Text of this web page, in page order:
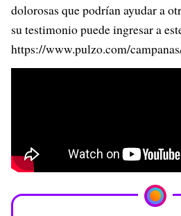
dolorosas que podrían ayudar a
su testimonio puede ingresar a
https://www.pulzo.com/